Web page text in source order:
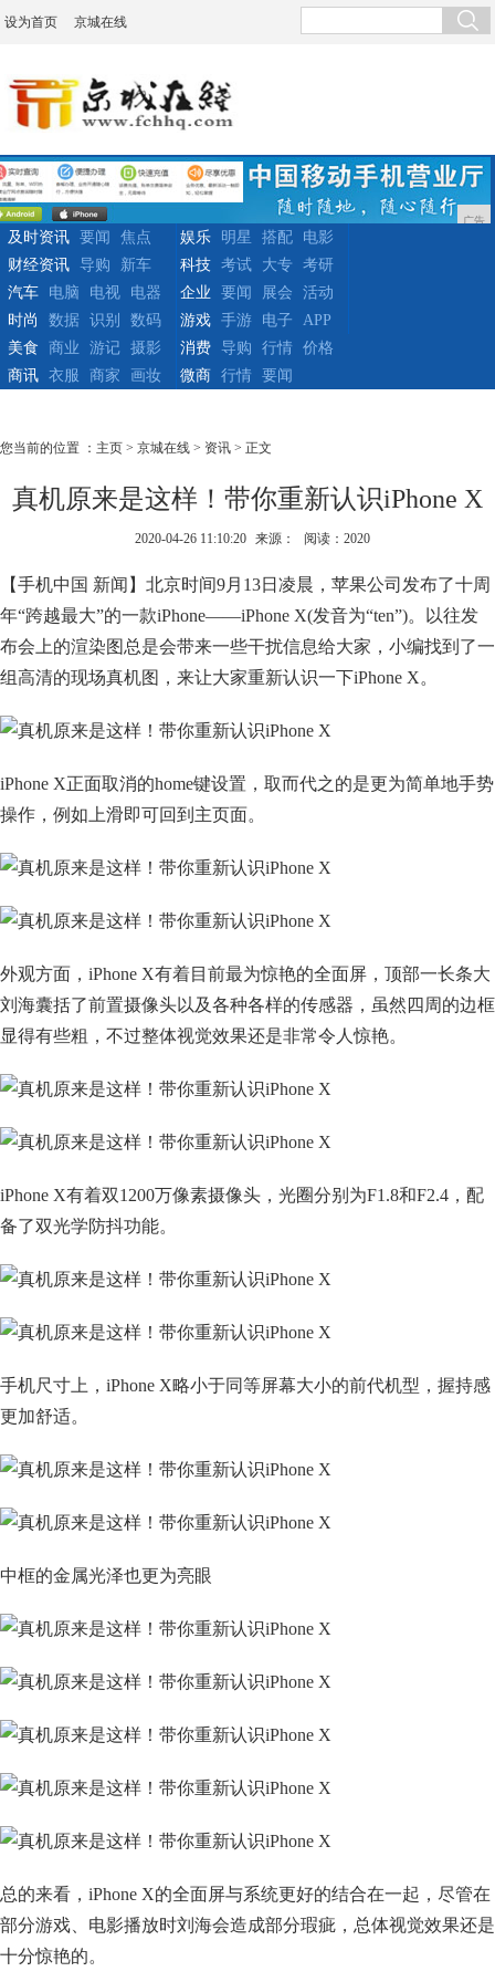
设为首页 京城在线
广告
及时资讯 要闻
焦点
财经资讯
导购 新车
娱乐 明星 搭配
电影
科技
考试 大专
考研
汽车
电脑 电视
电器
时尚
数据 识别 数码
企业 要闻 展会
活动
游戏
手游 电子
APP
美食
商业 游记
摄影
商讯
衣服 商家 画妆
消费 导购 行情
价格
微商
行情 要闻
您当前的位置 ： 主页 > 京城在线 > 资讯 > 正文
真机原来是这样！带你重新认识iPhone X
2020-04-26 11:10:20 来源： 阅读：2020
【手机中国 新闻】北京时间9月13日凌晨，苹果公司发布了十周
年“跨越最大”的一款iPhone——iPhone X(发音为“ten”)。以往发
布会上的渲染图总是会带来一些干扰信息给大家，小编找到了一
组高清的现场真机图，来让大家重新认识一下iPhone X。
iPhone X正面取消的home键设置，取而代之的是更为简单地手势
操作，例如上滑即可回到主页面。
外观方面，iPhone X有着目前最为惊艳的全面屏，顶部一长条大
刘海囊括了前置摄像头以及各种各样的传感器，虽然四周的边框
显得有些粗，不过整体视觉效果还是非常令人惊艳。
iPhone X有着双1200万像素摄像头，光圈分别为F1.8和F2.4，配
备了双光学防抖功能。
手机尺寸上，iPhone X略小于同等屏幕大小的前代机型，握持感
更加舒适。
中框的金属光泽也更为亮眼
总的来看，iPhone X的全面屏与系统更好的结合在一起，尽管在
部分游戏、电影播放时刘海会造成部分瑕疵，总体视觉效果还是
十分惊艳的。